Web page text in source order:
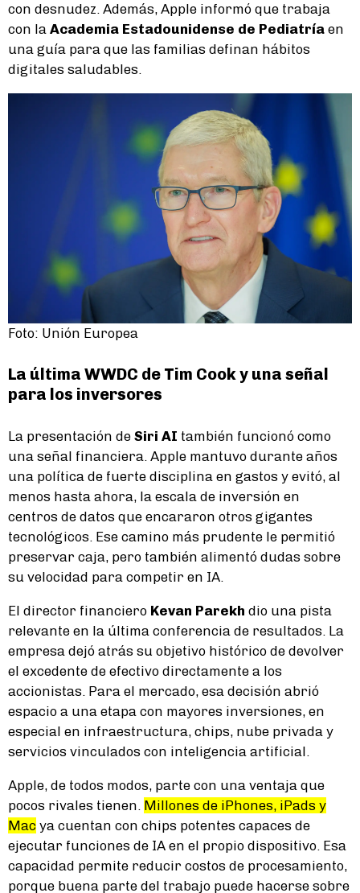
con desnudez. Además, Apple informó que trabaja
con la Academia Estadounidense de Pediatría en
una guía para que las familias definan hábitos
digitales saludables.
Foto: Unión Europea
La última WWDC de Tim Cook y una señal
para los inversores
La presentación de Siri AI también funcionó como
una señal financiera. Apple mantuvo durante años
una política de fuerte disciplina en gastos y evitó, al
menos hasta ahora, la escala de inversión en
centros de datos que encararon otros gigantes
tecnológicos. Ese camino más prudente le permitió
preservar caja, pero también alimentó dudas sobre
su velocidad para competir en IA.
El director financiero Kevan Parekh dio una pista
relevante en la última conferencia de resultados. La
empresa dejó atrás su objetivo histórico de devolver
el excedente de efectivo directamente a los
accionistas. Para el mercado, esa decisión abrió
espacio a una etapa con mayores inversiones, en
especial en infraestructura, chips, nube privada y
servicios vinculados con inteligencia artificial.
Apple, de todos modos, parte con una ventaja que
pocos rivales tienen. Millones de iPhones, iPads y
Mac ya cuentan con chips potentes capaces de
ejecutar funciones de IA en el propio dispositivo. Esa
capacidad permite reducir costos de procesamiento,
porque buena parte del trabajo puede hacerse sobre